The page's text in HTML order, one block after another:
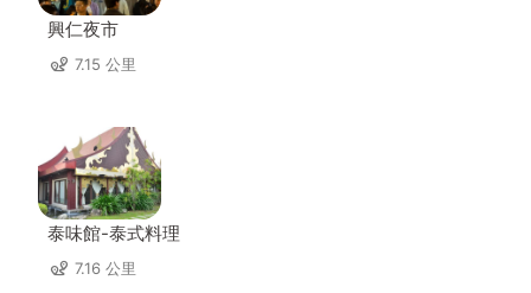
興仁夜市
7.15 公里
泰味館-泰式料理
7.16 公里